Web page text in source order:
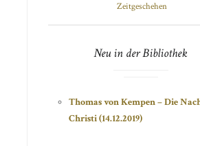
Zeitgeschehen
Neu in der Bibliothek
Thomas von Kempen – Die
Christi (14.12.2019)